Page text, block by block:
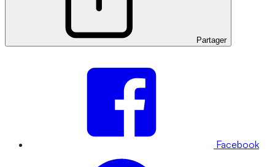
Partager
Facebook